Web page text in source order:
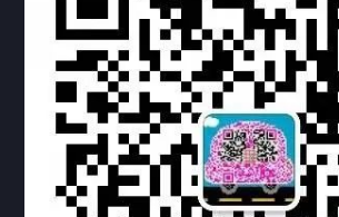
机构链接
联系方式 关于我们
下载与支持
资料下载 视频中心
常见问题